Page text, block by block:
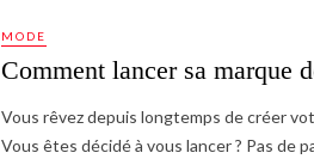
MODE
Comment lancer sa marque
Vous rêvez depuis longtemps de créer
Vous êtes décidé à vous lancer ? Pas de